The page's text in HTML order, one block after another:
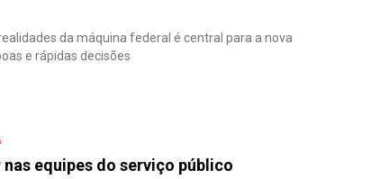
da máquina federal é central para a nova
e rápidas decisões
nas equipes do serviço público